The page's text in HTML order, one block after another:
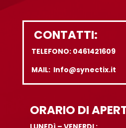
CONTATTI:
TELEFONO: 0461421609
MAIL: Info@synectix.it
ORARIO DI